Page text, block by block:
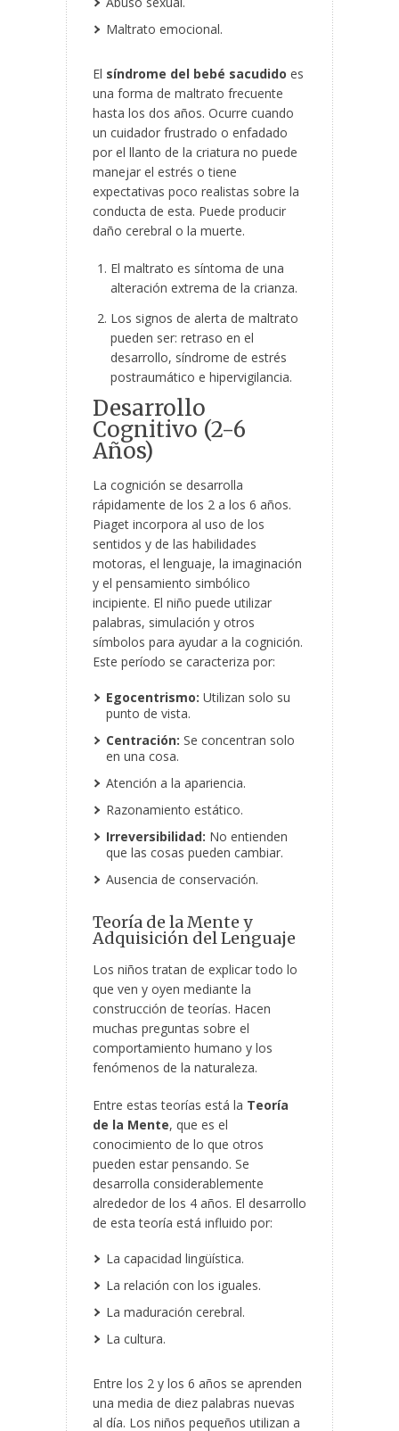
Maltrato emocional.
El síndrome del bebé sacudido es
una forma de maltrato frecuente
hasta los dos años. Ocurre cuando
un cuidador frustrado o enfadado
por el llanto de la criatura no puede
manejar el estrés o tiene
expectativas poco realistas sobre la
conducta de esta. Puede producir
daño cerebral o la muerte.
El maltrato es síntoma de una
alteración extrema de la crianza.
Los signos de alerta de maltrato
pueden ser: retraso en el
desarrollo, síndrome de estrés
postraumático e hipervigilancia.
Desarrollo
Cognitivo (2-6
Años)
La cognición se desarrolla
rápidamente de los 2 a los 6 años.
Piaget incorpora al uso de los
sentidos y de las habilidades
motoras, el lenguaje, la imaginación
y el pensamiento simbólico
incipiente. El niño puede utilizar
palabras, simulación y otros
símbolos para ayudar a la cognición.
Este período se caracteriza por:
Egocentrismo: Utilizan solo su
punto de vista.
Centración: Se concentran solo
en una cosa.
Atención a la apariencia.
Razonamiento estático.
Irreversibilidad: No entienden
que las cosas pueden cambiar.
Ausencia de conservación.
Teoría de la Mente y
Adquisición del Lenguaje
Los niños tratan de explicar todo lo
que ven y oyen mediante la
construcción de teorías. Hacen
muchas preguntas sobre el
comportamiento humano y los
fenómenos de la naturaleza.
Entre estas teorías está la Teoría
de la Mente, que es el
conocimiento de lo que otros
pueden estar pensando. Se
desarrolla considerablemente
alrededor de los 4 años. El desarrollo
de esta teoría está influido por:
La capacidad lingüística.
La relación con los iguales.
La maduración cerebral.
La cultura.
Entre los 2 y los 6 años se aprenden
una media de diez palabras nuevas
al día. Los niños pequeños utilizan a